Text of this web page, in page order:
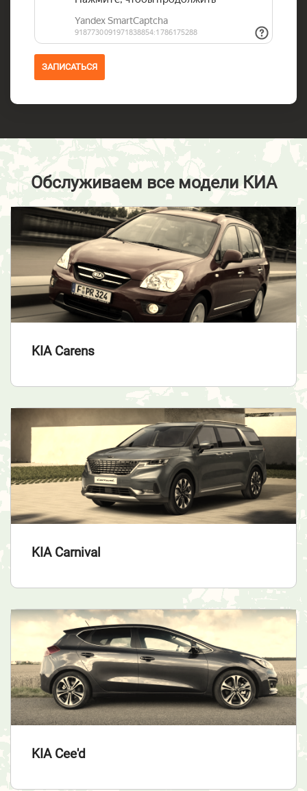
ЗАПИСАТЬСЯ
Обслуживаем все модели КИА
KIA Carens
KIA Carnival
KIA Cee'd